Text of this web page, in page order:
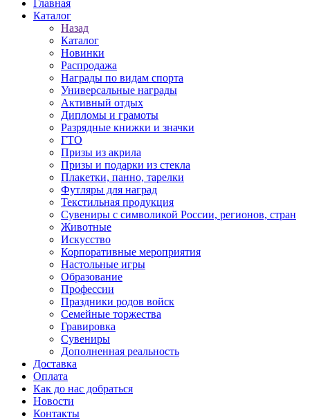
Главная
Каталог
Назад
Каталог
Новинки
Распродажа
Награды по видам спорта
Универсальные награды
Активный отдых
Дипломы и грамоты
Разрядные книжки и значки
ГТО
Призы из акрила
Призы и подарки из стекла
Плакетки, панно, тарелки
Футляры для наград
Текстильная продукция
Сувениры с символикой России, регионов, стран
Животные
Искусство
Корпоративные мероприятия
Настольные игры
Образование
Профессии
Праздники родов войск
Семейные торжества
Гравировка
Сувениры
Дополненная реальность
Доставка
Оплата
Как до нас добраться
Новости
Контакты